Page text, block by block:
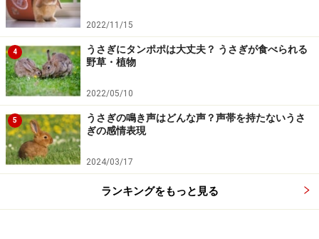
からです。でも、うちのうさぎは、クローバーの葉や、
レンゲの葉も大好き。たまにおやつとして、与える程度
が良いでしょう。個々に合った与え方をしてください。
2022/11/15
4
うさぎにタンポポは大丈夫？ うさぎが食べられる
野草・植物
2022/05/10
5
うさぎの鳴き声はどんな声？声帯を持たないうさ
ぎの感情表現
2024/03/17
ランキングをもっと見る